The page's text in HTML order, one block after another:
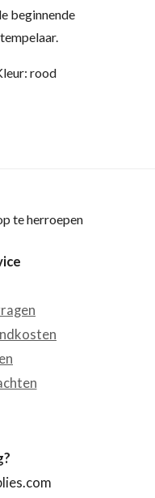
beginnende
rood
te herroepen